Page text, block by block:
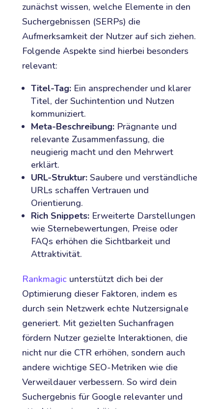
zunächst wissen, welche Elemente in den
Suchergebnissen (SERPs) die
Aufmerksamkeit der Nutzer auf sich ziehen.
Folgende Aspekte sind hierbei besonders
relevant:
Titel-Tag:Ein ansprechender und klarer
Titel, der Suchintention und Nutzen
kommuniziert.
Meta-Beschreibung:Prägnante und
relevante Zusammenfassung, die
neugierig macht und den Mehrwert
erklärt.
URL-Struktur:Saubere und verständliche
URLs schaffen Vertrauen und
Orientierung.
Rich Snippets:Erweiterte Darstellungen
wie Sternebewertungen, Preise oder
FAQs erhöhen die Sichtbarkeit und
Attraktivität.
Rankmagic unterstützt dich bei der
Optimierung dieser Faktoren, indem es
durch sein Netzwerk echte Nutzersignale
generiert. Mit gezielten Suchanfragen
fördern Nutzer gezielte Interaktionen, die
nicht nur die CTR erhöhen, sondern auch
andere wichtige SEO-Metriken wie die
Verweildauer verbessern. So wird dein
Suchergebnis für Google relevanter und